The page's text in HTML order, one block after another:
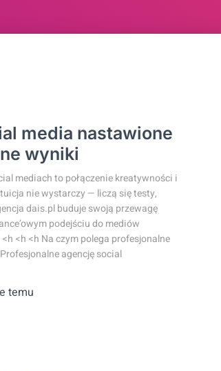
media nastawione
wyniki
mediach to połączenie kreatywności i
nie wystarczy — liczą się testy,
dais.pl buduje swoją przewagę
podejściu do mediów
<h <h Na czym polega profesjonalne
agencję social
temu